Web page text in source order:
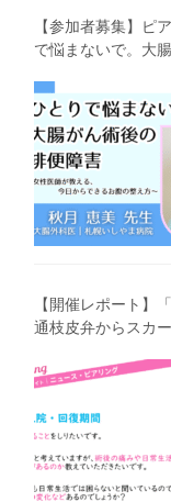
【参加者募集】ピ
で悩まないで。大
【開催レポート】
通枝皮弁からスカ